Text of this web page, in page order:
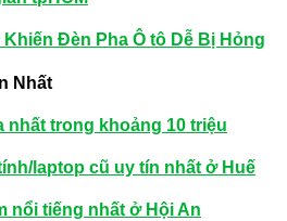
Đèn Pha Ô tô Dễ Bị Hỏng
Nhất
nhất trong khoảng 10 triệu
laptop cũ uy tín nhất ở Huế
nổi tiếng nhất ở Hội An